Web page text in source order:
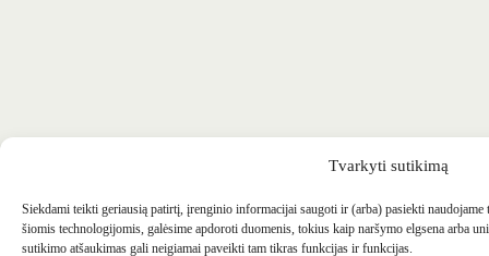
Tvarkyti sutikimą
Siekdami teikti geriausią patirtį, įrenginio informacijai saugoti ir (arba) pasiekti
šiomis technologijomis, galėsime apdoroti duomenis, tokius kaip naršymo elgsena arba
sutikimo atšaukimas gali neigiamai paveikti tam tikras funkcijas ir funkcijas.